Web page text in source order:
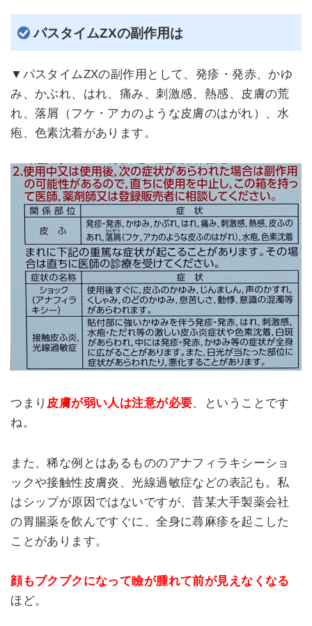
パスタイムZXの副作用は
▼パスタイムZXの副作用として、発疹・発赤、かゆ
み、かぶれ、はれ、痛み、刺激感、熱感、皮膚の荒
れ、落屑（フケ・アカのような皮膚のはがれ）、水
疱、色素沈着があります。
つまり 皮膚が弱い人は注意が必要、ということです
ね。
また、稀な例とはあるもののアナフィラキシーショ
ックや接触性皮膚炎、光線過敏症などの表記も。私
はシップが原因ではないですが、昔某大手製薬会社
の胃腸薬を飲んですぐに、全身に蕁麻疹を起こした
ことがあります。
顔もブクブクになって瞼が腫れて前が見えなくなる
ほど。